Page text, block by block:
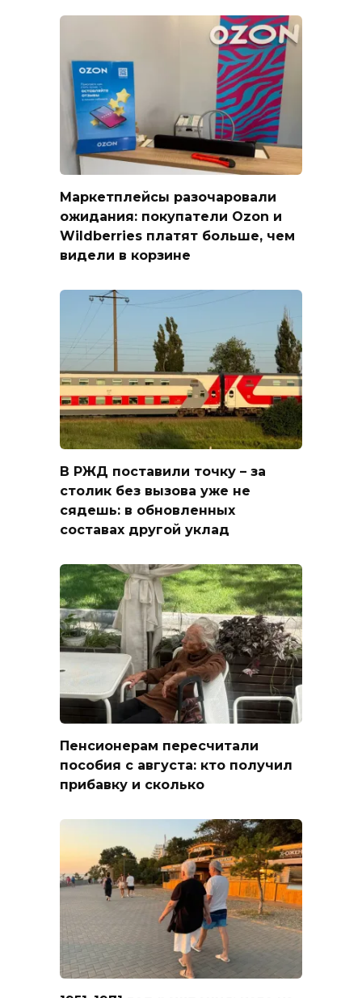
Маркетплейсы разочаровали
ожидания: покупатели Ozon и
Wildberries платят больше, чем
видели в корзине
В РЖД поставили точку – за
столик без вызова уже не
сядешь: в обновленных
составах другой уклад
Пенсионерам пересчитали
пособия с августа: кто получил
прибавку и сколько